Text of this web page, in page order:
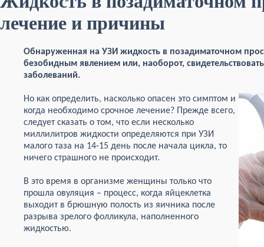
лечение и причины
Обнаруженная на УЗИ жидкость в позадиматочном
безобидным явлением или, наоборот,
заболеваний.
Но как определить, насколько опасен это симптом и
когда необходимо срочное лечение? Прежде всего,
следует сказать о том, что если несколько
миллилитров жидкости определяются при УЗИ
малого таза на 14-15 день после начала цикла, то
ничего страшного не происходит.
В это время в организме женщины только что
прошла овуляция – процесс, когда яйцеклетка
выходит в брюшную полость из яичника после
разрыва зрелого фолликула, наполненного
жидкостью.